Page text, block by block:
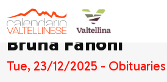
Bruna Fanoni
Tue, 23/12/2025 - Obituaries